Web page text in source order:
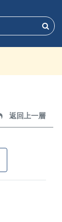
搜尋
返回上一層
返回上一層